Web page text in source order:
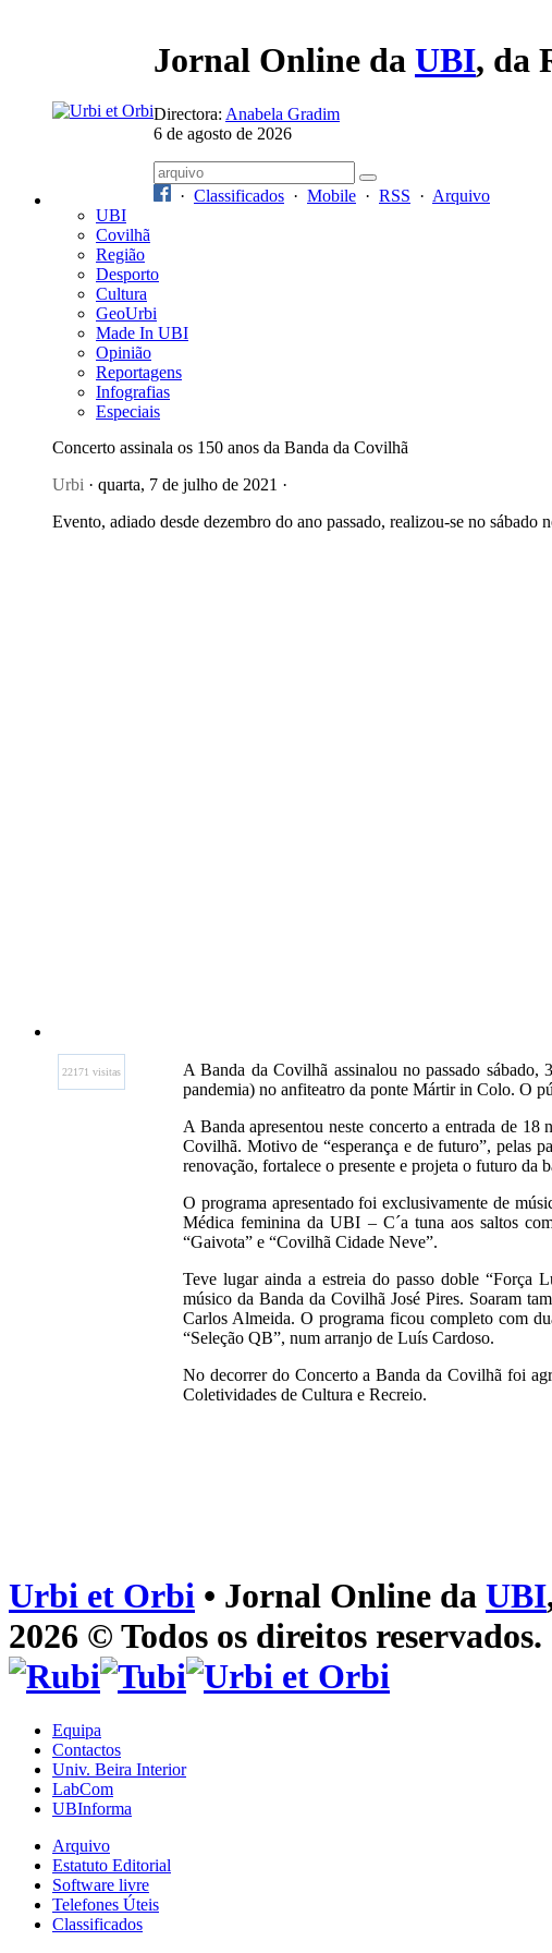
Jornal Online da UBI, da
Directora: Anabela Gradim
6 de agosto de 2026
· Classificados · Mobile · RSS · Arquivo
UBI
Covilhã
Região
Desporto
Cultura
GeoUrbi
Made In UBI
Opinião
Reportagens
Infografias
Especiais
Concerto assinala os 150 anos da Banda da Covilhã
Urbi · quarta, 7 de julho de 2021 ·
Evento, adiado desde dezembro do ano passado, realizou-se no
22171 visitas
A Banda da Covilhã assinalou no passado
pandemia) no anfiteatro da ponte Mártir in Colo. O
A Banda apresentou neste concerto a entrada de
Covilhã. Motivo de “esperança e de futuro”, pelas
renovação, fortalece o presente e projeta o futuro da
O programa apresentado foi exclusivamente de
Médica feminina da UBI – C´a tuna aos saltos
“Gaivota” e “Covilhã Cidade Neve”.
Teve lugar ainda a estreia do passo doble “Força
músico da Banda da Covilhã José Pires. Soaram
Carlos Almeida. O programa ficou completo com
“Seleção QB”, num arranjo de Luís Cardoso.
No decorrer do Concerto a Banda da Covilhã foi
Coletividades de Cultura e Recreio.
Urbi et Orbi • Jornal Online da UBI
2026 © Todos os direitos reservados.
Equipa
Contactos
Univ. Beira Interior
LabCom
UBInforma
Arquivo
Estatuto Editorial
Software livre
Telefones Úteis
Classificados